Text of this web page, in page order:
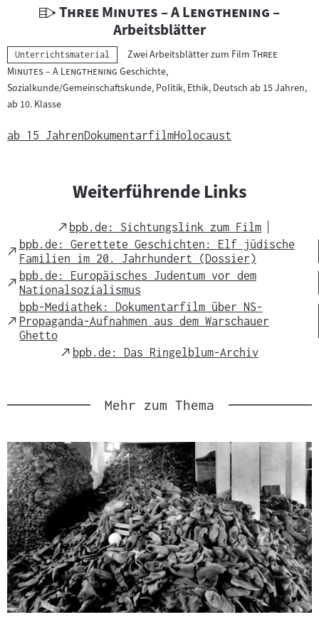
l
:
U
t
e
r
r
c
a
t
e
r
i
a
l
"
Three Minutes – A Lengthening "
–
Arbeitsblätter
Kategorie:
Unterrichtsmaterial Zwei Arbeitsblätter zum Film "
Three
Minutes – A Lengthening "Geschichte,
Sozialkunde/Gemeinschaftskunde, Politik, Ethik, Deutsch ab 15 Jahren,
ab 10. Klasse
ab 15 JahrenDokumentarfilmHolocaust
Weiterführende Links
External
Link
bpb.de: Sichtungslink zum Film
External
Link
bpb.de: Gerettete Geschichten: Elf jüdische
Familien im 20. Jahrhundert (Dossier)
External
Link
bpb.de: Europäisches Judentum vor dem
Nationalsozialismus
External
Link
bpb-Mediathek: Dokumentarfilm über NS-
Propaganda-Aufnahmen aus dem Warschauer
Ghetto
External
bpb.de: Das Ringelblum-Archiv
Mehr zum Thema